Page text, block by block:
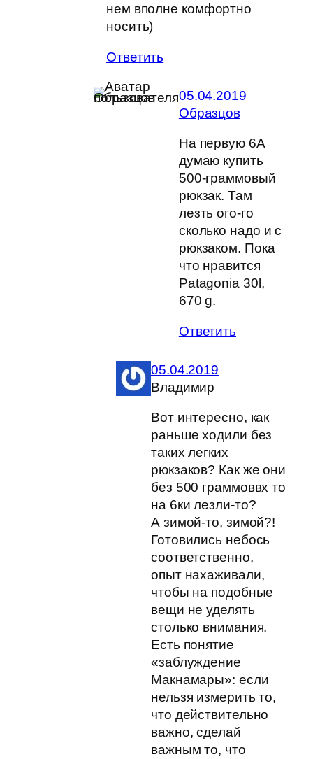
нем вполне комфортно
носить)
Ответить
05.04.2019
Образцов
На первую 6А
думаю купить
500-граммовый
рюкзак. Там
лезть ого-го
сколько надо и с
рюкзаком. Пока
что нравится
Patagonia 30l,
670 g.
Ответить
05.04.2019
Владимир
Вот интересно, как
раньше ходили без
таких легких
рюкзаков? Как же они
без 500 граммоввх то
на 6ки лезли-то?
А зимой-то, зимой?!
Готовились небось
соответственно,
опыт нахаживали,
чтобы на подобные
вещи не уделять
столько внимания.
Есть понятие
«заблуждение
Макнамары»: если
нельзя измерить то,
что действительно
важно, сделай
важным то, что